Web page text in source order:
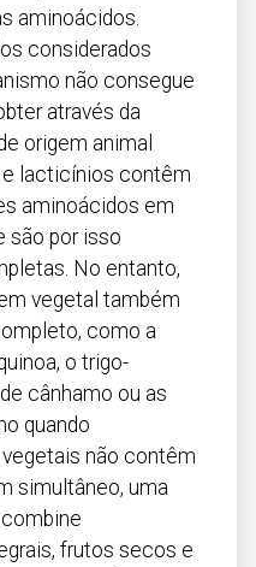
aminoácidos.
considerados
não consegue
através da
origem animal
lacticínios contêm
aminoácidos em
são por isso
No entanto,
vegetal também
como a
o trigo-
cânhamo ou as
quando
não contêm
simultâneo, uma
frutos secos e